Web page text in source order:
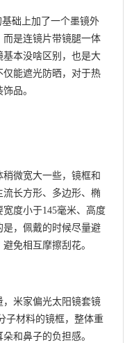
础上加了一个墨镜外
是连镜片带镜腿一体
本没啥区别，也是大
能遮光防晒，对于热
品。
微宽大一些，镜框和
长方形、多边形、椭
度小于145毫米、高度
是，佩戴的时候尽量避
免相互摩擦刮花。
米家偏光太阳镜套镜
子材料的镜框，整体重
和鼻子的负担感。